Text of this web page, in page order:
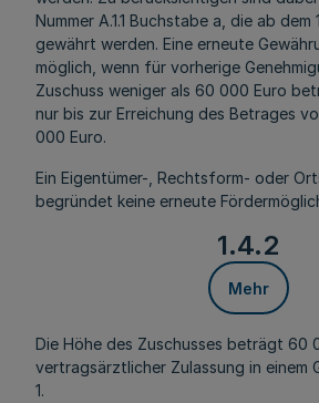
Nummer A.1.1 Buchstabe a, die ab dem
gewährt werden. Eine erneute
möglich, wenn für vorherige
Zuschuss weniger als 60 000 Euro
nur bis zur Erreichung des Betrages
000 Euro.
Ein Eigentümer-, Rechtsform- oder
begründet keine erneute
1.4.2
Mehr
Die Höhe des Zuschusses beträgt 60
vertragsärztlicher Zulassung in einem
1.